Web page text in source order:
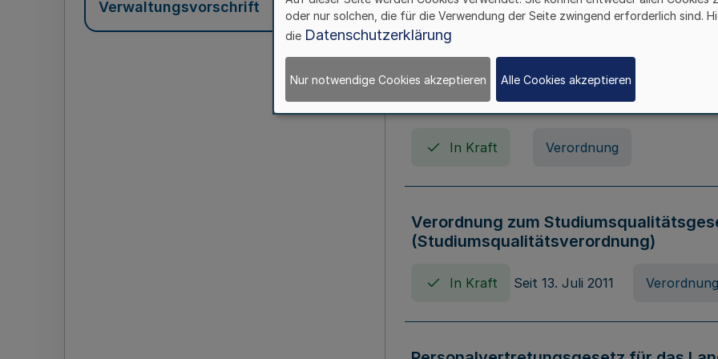
Verwaltungsvorschrift In Kraft Seit 01. April 2008 Gesetz
Verordnung über Beihilfen in Geburts-
Todesfällen (Beihilfenverordnung NRW
In Kraft Verordnung
Verordnung zum
(Studiumsqualitätsverordnung)
In Kraft Seit 13. Juli 2011 Verordnung
oder nur solchen, die für die Verwendung der Seite zwingend erforderlich sind.
die Datenschutzerklärung
Nur notwendige Cookies akzeptieren Alle Cookies akzeptieren